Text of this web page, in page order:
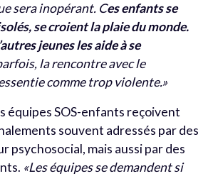
sera inopérant. Ces enfants se
se croient la plaie du monde.
jeunes les aide à se
la rencontre avec le
comme trop violente.»
équipes SOS-enfants reçoivent
souvent adressés par des
psychosocial, mais aussi par des
«Les équipes se demandent si